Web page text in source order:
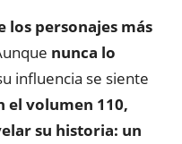
los personajes más
nunca lo
influencia se siente
el volumen 110,
su historia: un